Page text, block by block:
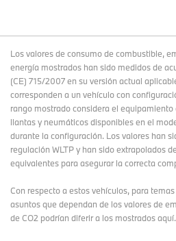
Los valores de consumo de combustible,
energía mostrados han sido medidos de
(CE) 715/2007 en su versión actual
corresponden a un vehículo con
rango mostrado considera el
llantas y neumáticos disponibles en el
durante la configuración. Los valores han
regulación WLTP y han sido extrapolados
equivalentes para asegurar la correcta
Con respecto a estos vehículos, para
asuntos que dependan de los valores de
de CO2 podrían diferir a los mostrados aquí.